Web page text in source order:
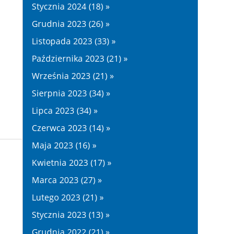
Stycznia 2024 (18) »
Grudnia 2023 (26) »
Listopada 2023 (33) »
Października 2023 (21) »
Września 2023 (21) »
Sierpnia 2023 (34) »
Lipca 2023 (34) »
Czerwca 2023 (14) »
Maja 2023 (16) »
Kwietnia 2023 (17) »
Marca 2023 (27) »
Lutego 2023 (21) »
Stycznia 2023 (13) »